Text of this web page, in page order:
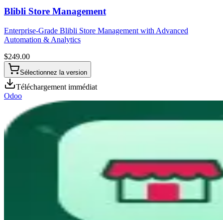
Blibli Store Management
Enterprise-Grade Blibli Store Management with Advanced
Automation & Analytics
$249.00
Sélectionnez la version
Téléchargement immédiat
Odoo